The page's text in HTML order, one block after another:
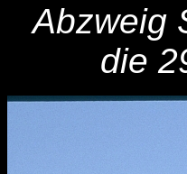
Abzweig
die